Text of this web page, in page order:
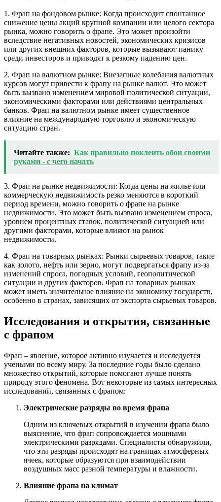
1. Фрап на фондовом рынке: Когда происходит спонтанное
снижение цены акций крупной компании или целого сектора
рынка, можно говорить о фрапе. Это может произойти
вследствие негативных новостей, экономических кризисов
или других внешних факторов, которые вызывают панику
среди инвесторов и приводят к резкому падению цен.
2. Фрап на валютном рынке: Внезапные колебания валютных
курсов могут привести к фрапу на рынке валют. Это может
быть вызвано изменением мировой политической ситуации,
экономическими факторами или действиями центральных
банков. Фрап на валютном рынке имеет существенное
влияние на международную торговлю и экономическую
ситуацию стран.
Читайте также: Как правильно поклеить обои своими
руками - с чего начать
3. Фрап на рынке недвижимости: Когда цены на жилье или
коммерческую недвижимость резко меняются в короткий
период времени, можно говорить о фрапе на рынке
недвижимости. Это может быть вызвано изменением спроса,
уровнем процентных ставок, политической ситуацией или
другими факторами, которые влияют на рынок
недвижимости.
4. Фрап на товарных рынках: Рынки сырьевых товаров, такие
как золото, нефть или зерно, могут подвергаться фрапу из-за
изменений спроса, погодных условий, геополитической
ситуации и других факторов. Фрап на товарных рынках
может иметь значительное влияние на экономику государств,
особенно в странах, зависящих от экспорта сырьевых товаров.
Исследования и открытия, связанные
с фрапом
Фрап – явление, которое активно изучается и исследуется
учеными по всему миру. За последние годы было сделано
множество открытий, которые помогают лучше понять
природу этого феномена. Вот некоторые из самых интересных
исследований, связанных с фрапом:
Электрические разряды во время фрапа
Одним из ключевых открытий в изучении фрапа было
выяснение, что фрап сопровождается мощными
электрическими разрядами. Специалисты обнаружили,
что эти разряды происходят на границах атмосферных
ячеек, которые образуются при взаимодействии
воздушных масс разной температуры и влажности.
Влияние фрапа на климат